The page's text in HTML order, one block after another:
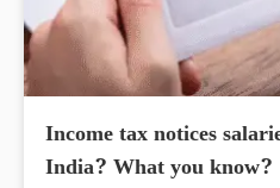
Income tax notices
India? What you know?